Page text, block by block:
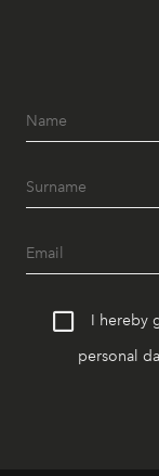
I hereby
personal